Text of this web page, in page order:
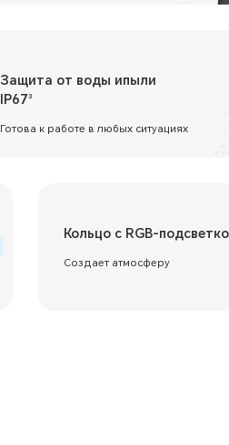
Защита от воды ипыли
IP673
Готова к работе в любых ситуациях
Кольцо с RGB-
Создает атмосферу